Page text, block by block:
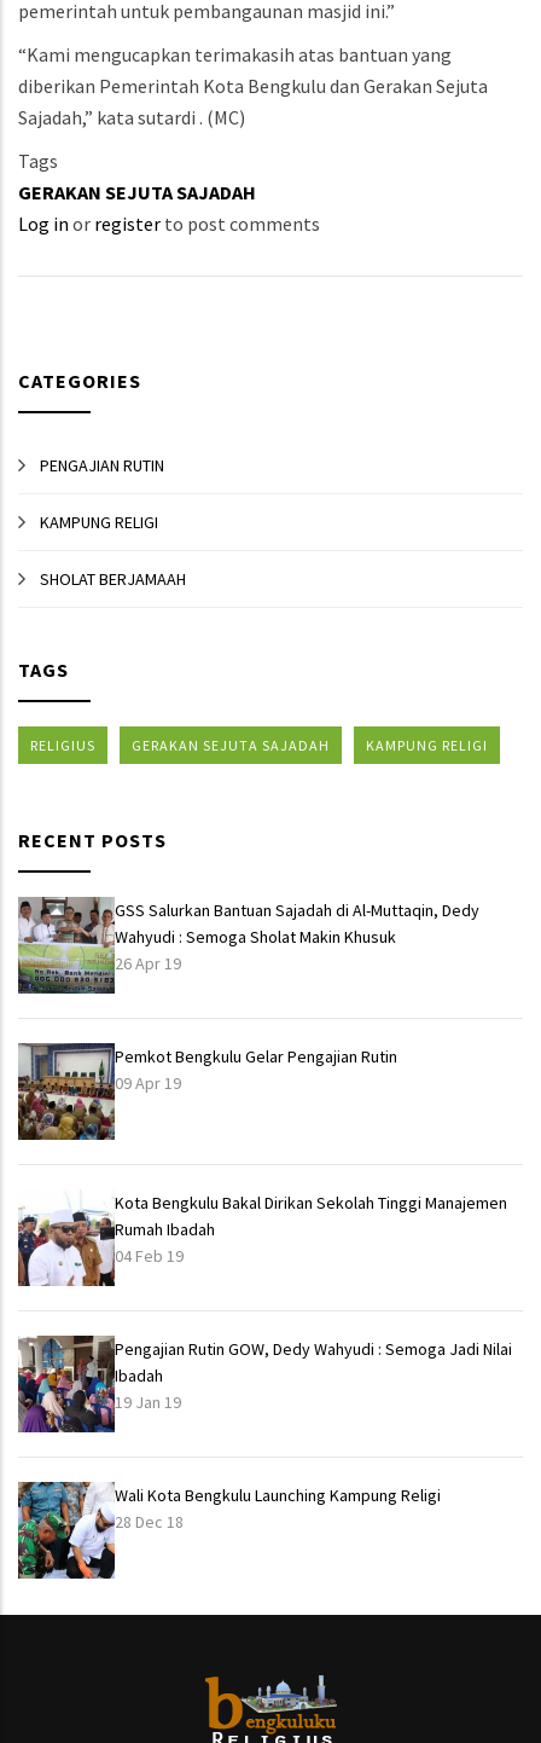
pemerintah untuk pembangaunan masjid ini.”
“Kami mengucapkan terimakasih atas bantuan yang
diberikan Pemerintah Kota Bengkulu dan Gerakan Sejuta
Sajadah,” kata sutardi . (MC)
Tags
GERAKAN SEJUTA SAJADAH
Log in or register to post comments
CATEGORIES
PENGAJIAN RUTIN
KAMPUNG RELIGI
SHOLAT BERJAMAAH
TAGS
RELIGIUS GERAKAN SEJUTA SAJADAH KAMPUNG RELIGI
RECENT POSTS
GSS Salurkan Bantuan Sajadah di Al-Muttaqin, Dedy
Wahyudi : Semoga Sholat Makin Khusuk
26 Apr 19
Pemkot Bengkulu Gelar Pengajian Rutin
09 Apr 19
Kota Bengkulu Bakal Dirikan Sekolah Tinggi Manajemen
Rumah Ibadah
04 Feb 19
Pengajian Rutin GOW, Dedy Wahyudi : Semoga Jadi Nilai
Ibadah
19 Jan 19
Wali Kota Bengkulu Launching Kampung Religi
28 Dec 18